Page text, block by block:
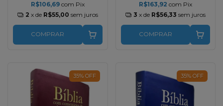
R$106,69 com Pix
2 x de R$55,00 sem juros
COMPRAR
R$163,92 com Pix
3 x de R$56,33 sem juros
COMPRAR
35% OFF 35% OFF